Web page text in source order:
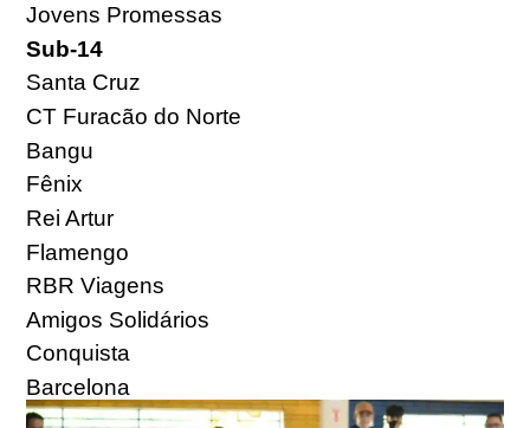
Jovens Promessas
Sub-14
Santa Cruz
CT Furacão do Norte
Bangu
Fênix
Rei Artur
Flamengo
RBR Viagens
Amigos Solidários
Conquista
Barcelona